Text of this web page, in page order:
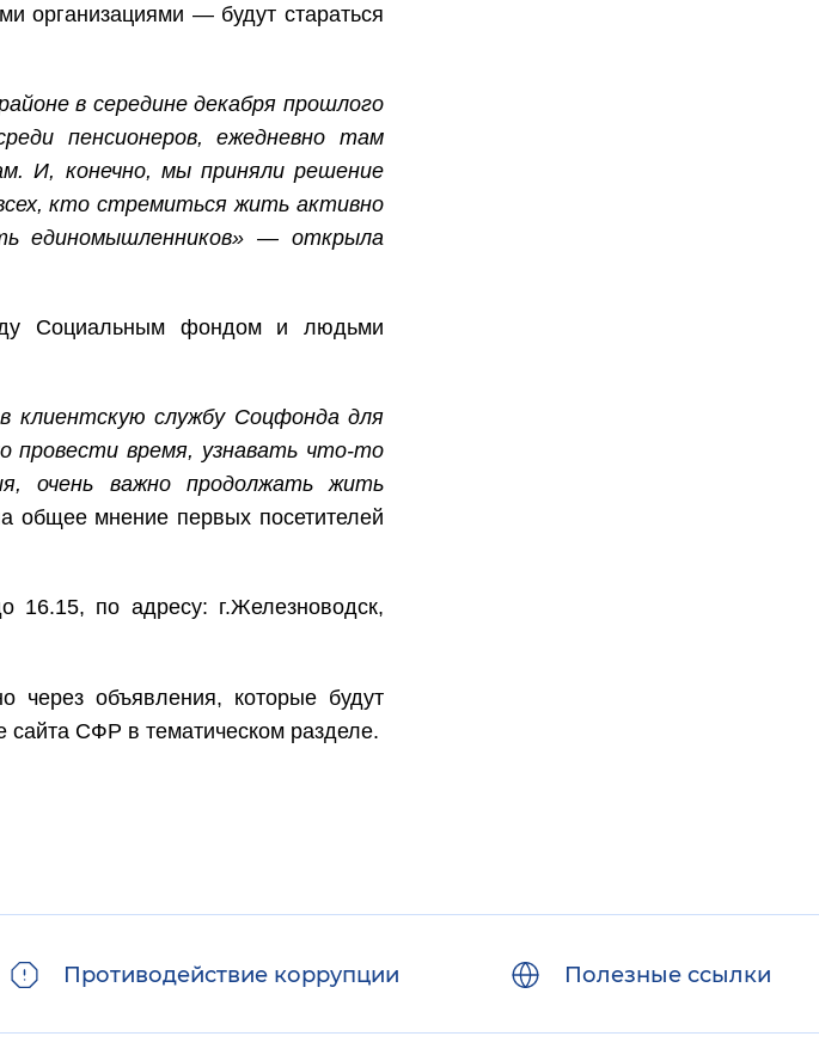
организациями — будут стараться
в середине декабря прошлого
пенсионеров, ежедневно там
И, конечно, мы приняли решение
кто стремиться жить активно
единомышленников» — открыла
Социальным фондом и людьми
клиентскую службу Соцфонда для
провести время, узнавать что-то
очень важно продолжать жить
общее мнение первых посетителей
16.15, по адресу: г.Железноводск,
через объявления, которые будут
сайта СФР в тематическом разделе.
Противодействие коррупции Полезные ссылки